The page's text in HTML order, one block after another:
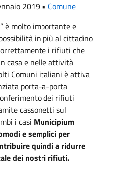
2019 • Comune
è molto importante e
in più al cittadino
i rifiuti che
casa e nelle attività
Comuni italiani è attiva
porta-a-porta
dei rifiuti
cassonetti sul
i casi Municipium
e semplici per
quindi a ridurre
dei nostri rifiuti.